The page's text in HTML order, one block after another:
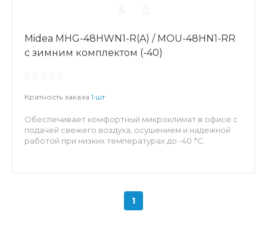
Midea MHG-48HWN1-R(A) / MOU-48HN1-RR
с зимним комплектом (-40)
Кратность заказа 1 шт
Обеспечивает комфортный микроклимат в офисе с
подачей свежего воздуха, осушением и надежной
работой при низких температурах до -40 °C.
1